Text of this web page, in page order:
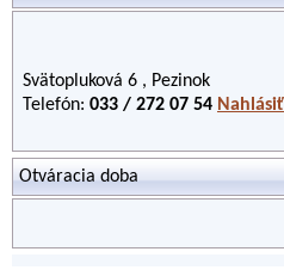
Svätopluková 6 , Pezinok
Telefón: 033 / 272 07 54
Otváracia doba